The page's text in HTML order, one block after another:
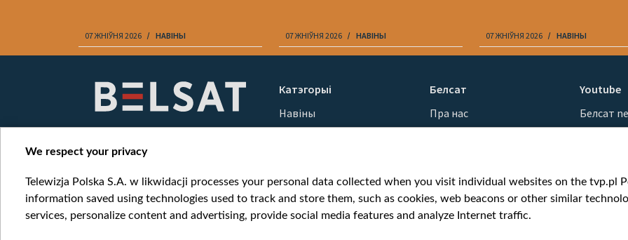
07 ЖНІЎНЯ 2026 НАВІНЫ 07 ЖНІЎНЯ 2026 НАВІНЫ 07 ЖНІЎНЯ 2026 НАВІНЫ
Катэгорыі
Навіны
Вайна
Белсат
Пра нас
Кантакты
Як нас глядзець
Узнагароды
Міжнародная супраца
Youtube
Белсат
Белсат
Belsat
Biełsat PL
We respect your privacy
Telewizja Polska S.A. w likwidacji processes your personal data collected when you visit individual websites on the tvp.pl
information saved using technologies used to track and store them, such as cookies, web beacons or other similar
services, personalize content and advertising, provide social media features and analyze Internet traffic.